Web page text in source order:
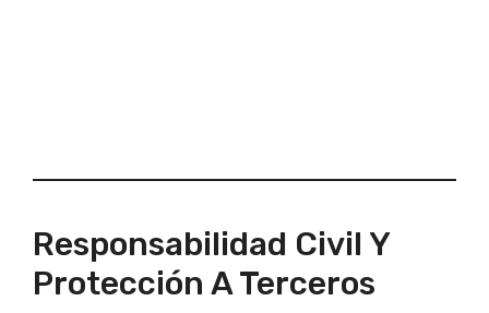
Responsabilidad Civil Y
Protección A Terceros